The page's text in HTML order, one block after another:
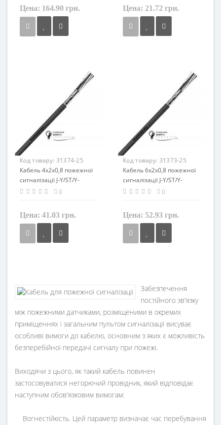
Цена: 164.90 грн. Цена: 21.72 грн.
Код товару: 31374-25
Кабель 4x2x0,8 пожежної
сигналізації J-Y/ST/Y-
BRANDMELDE LG
0
Цена: 41.03 грн.
8
J-Y/ST/Y
Код товару: 31373-25
Кабель 6x2x0,8 пожежної
сигналізації J-Y/ST/Y-
BRANDMELDE LG
0
Цена: 52.93 грн.
Маркування
J-Y/ST/Y
Забезпечення
постійного зв'язку
між пожежними датчиками, розміщеними в окремих
приміщеннях і загальним пультом сигналізації висуває
особливі вимоги до кабелю, основним з яких є можливість
безперебійної передачі сигналу при пожежі.
Виходячи з цього, як такий кабель повинен
застосовуватися негорючий провідник, який відповідає
наступним обов'язковим вимогам:
Вогнестійкість. Цей параметр визначає час перебування